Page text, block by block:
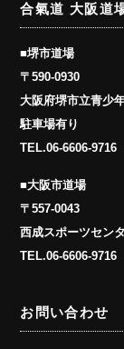
合氣道 大阪道
■堺市道場
〒590-0930
大阪府堺市立青少
駐車場有り
TEL.06-6606-9716
■大阪市道場
〒557-0043
西成スポーツセン
TEL.06-6606-9716
お問い合わせ